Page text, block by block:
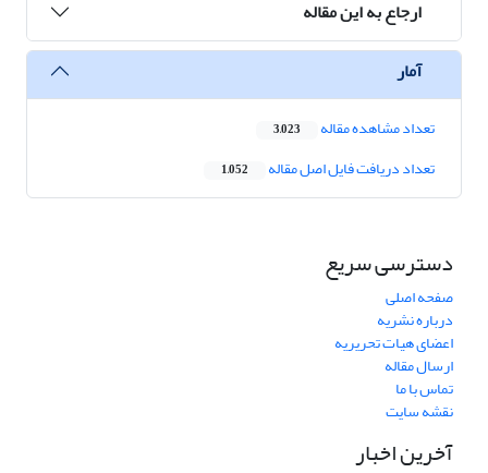
ارجاع به این مقاله
آمار
تعداد مشاهده مقاله 3,023
تعداد دریافت فایل اصل مقاله 1,052
دسترسی سریع
صفحه اصلی
درباره نشریه
اعضای هیات تحریریه
ارسال مقاله
تماس با ما
نقشه سایت
آخرین اخبار